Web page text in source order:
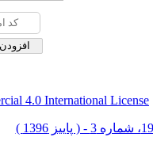
4.0 International License